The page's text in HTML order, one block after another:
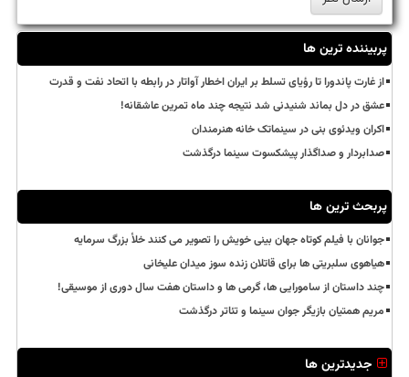
پربیننده ترین ها
از غارت پاندورا تا رؤیای تسلط بر ایران اخطار آواتار در رابطه با اتحاد نفت و قدرت
عشق در دل بماند شنیدنی شد نتیجه چند ماه تمرین عاشقانه!
اکران ویدئوی بنی در سینماتک خانه هنرمندان
صدابردار و صداگذار پیشکسوت سینما درگذشت
پربحث ترین ها
جوانان با فیلم کوتاه جهان بینی خویش را تصویر می کنند خلأ بزرگ سرمایه
هیاهوی سلبریتی ها برای قاتلان زنده سوز میدان علیخانی
چند داستان از سامورایی ها، گرمی ها و داستان هفت سال دوری از موسیقی!
مریم همتیان بازیگر جوان سینما و تئاتر درگذشت
جدیدترین ها